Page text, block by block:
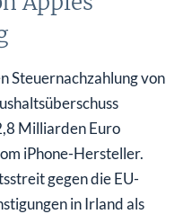
Steuernachzahlung von
Milliarden Euro
iPhone-Hersteller.
gegen die EU-
in Irland als